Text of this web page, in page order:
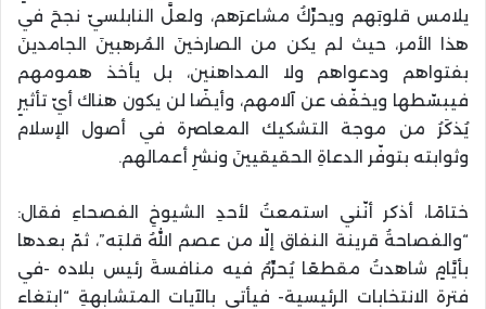
يلامس قلوبَهم ويحرِّكُ مشاعرَهم، ولعلَّ النابلسيّ نجحَ في
هذا الأمر، حيث لم يكن من الصارخينَ المُرهبينَ الجامدينَ
بفتواهم ودعواهم ولا المداهنين، بل يأخذ همومهم
فيبسّطها ويخفّف عن آلامهم، وأيضًا لن يكون هناك أيّ تأثيرٍ
يُذكَرُ من موجة التشكيك المعاصرة في أصول الإسلام
وثوابته بتوفّر الدعاةِ الحقيقيينَ ونشرِ أعمالهم.
ختامًا، أذكر أنّني استمعتُ لأحدِ الشيوخِ الفصحاءِ فقال:
“والفصاحةُ قرينة النفاق إلّا من عصم اللهُ قلبَه”، ثمّ بعدها
بأيَّامٍ شاهدتُ مقطعًا يُحرِّمُ فيه منافسةَ رئيس بلاده -في
فترة الانتخابات الرئيسية- فيأتي بالآيات المتشابهةِ “ابتغاء